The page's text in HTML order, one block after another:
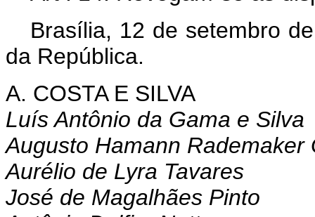
Brasília, 12 de setembro
da República.
A. COSTA E SILVA
Luís Antônio da Gama e Silva
Augusto Hamann Rademaker
Aurélio de Lyra Tavares
José de Magalhães Pinto